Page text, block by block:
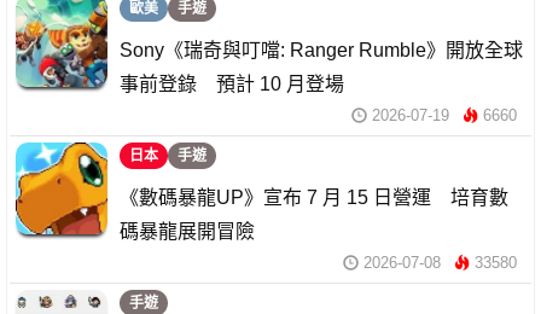
歐美 手遊
Sony《瑞奇與叮噹: Ranger Rumble》開放全球
事前登錄 預計 10 月登場
2026-07-19 6660
日本 手遊
《數碼暴龍UP》宣布 7 月 15 日營運 培育數
碼暴龍展開冒險
2026-07-08 33580
手遊